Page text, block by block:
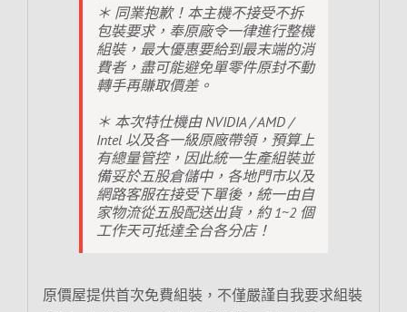
＊ 同業抱歉！本主機不接受不拆
包裝要求，奉原廠令一律進行整機
組裝，最大優惠要給到最末端的消
費者，盡可能避免單零件原封不動
轉手再賺取價差。
＊ 本次特仕機由 NVIDIA / AMD /
Intel 以及各一級原廠帶領，預算上
有總量管控，因此統一生產組裝並
備妥於五股倉儲中，各地門市以及
網路客服在接受下單後，統一由自
家物流從五股配送出貨，約 1~2 個
工作天可抵達全台各分店！
原價屋提供首次免費組裝，不僅嚴謹自我要求組裝